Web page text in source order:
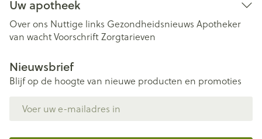
Uw apotheek
Over ons Nuttige links Gezondheidsnieuws Apotheker
van wachtVoorschriftZorgtarieven
Nieuwsbrief
Blijf op de hoogte van nieuwe producten en promoties